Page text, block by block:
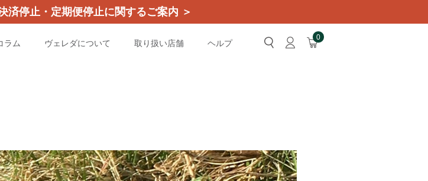
済停止・定期便停止に関するご案内 ＞
0
ラム ヴェレダについて 取り扱い店舗 ヘルプ